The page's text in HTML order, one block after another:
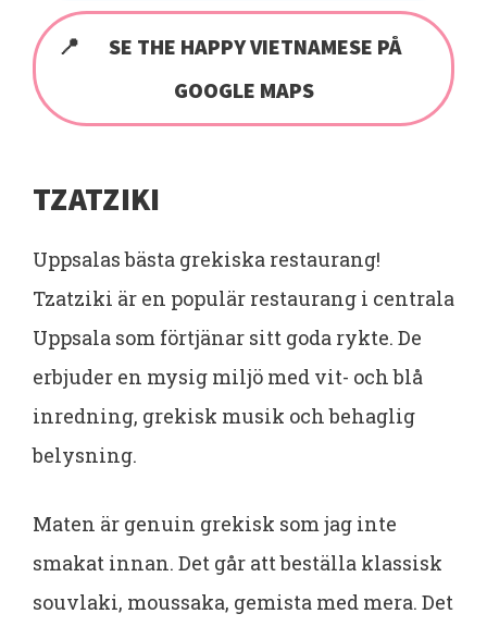
SE THE HAPPY VIETNAMESE PÅ
GOOGLE MAPS
TZATZIKI
Uppsalas bästa grekiska restaurang!
Tzatziki är en populär restaurang i centrala
Uppsala som förtjänar sitt goda rykte. De
erbjuder en mysig miljö med vit- och blå
inredning, grekisk musik och behaglig
belysning.
Maten är genuin grekisk som jag inte
smakat innan. Det går att beställa klassisk
souvlaki, moussaka, gemista med mera. Det